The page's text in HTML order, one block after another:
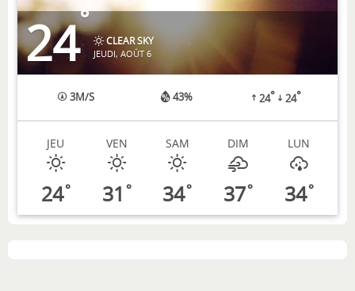
24°
CLEAR SKY
JEUDI, AOÛT 6
3M/S 43% 24° 24°
JEU
24°
VEN
31 °
SAM
34°
DIM
37°
LUN
34°